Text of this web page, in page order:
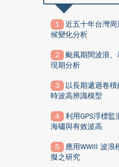
近五十年台灣
候變化分析
颱風期間波浪
現期分析
以長期遞迴卷積
時波高辨識模型
利用GPS浮標
海嘯與有效波高
應用WWIII 波浪
擬之研究